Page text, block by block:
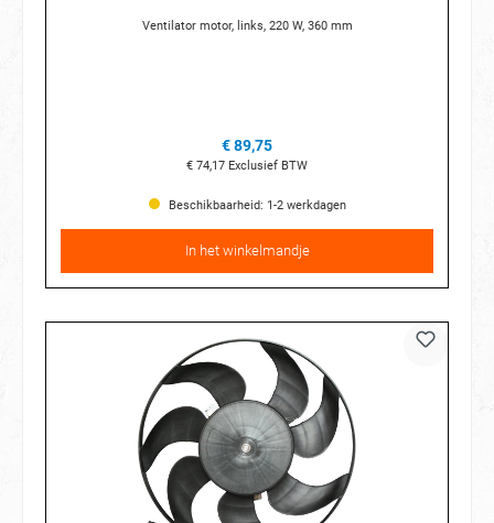
Ventilator motor, links, 220 W, 360 mm
€ 89,75
€ 74,17 Exclusief BTW
Beschikbaarheid: 1-2 werkdagen
In het winkelmandje